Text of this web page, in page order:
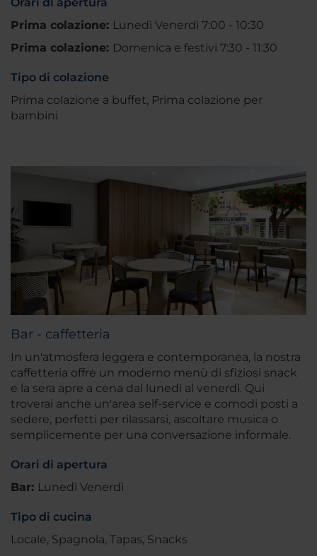
Prima colazione: Lunedì Venerdì 7:00 - 10:30
Prima colazione: Domenica e festivi 7:30 - 11:30
Tipo di colazione
Prima colazione a buffet, Prima colazione per
bambini
Bar - caffetteria
In un'atmosfera leggera e contemporanea, la nostra
caffetteria offre un moderno menù di sfiziosi snack
e la sera apre a cena dal lunedì al venerdì. Qui
troverai anche un'area self-service e comodi posti a
sedere, perfetti per rilassarsi, ascoltare musica o
semplicemente per una conversazione informale.
Orari di apertura
Bar: Lunedì Venerdì
Tipo di cucina
Locale, Spagnola, Tapas, Snacks